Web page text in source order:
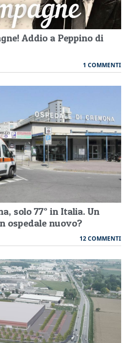
Addio a Peppino di
1 COMMENTI
solo 77° in Italia. Un
ospedale nuovo?
12 COMMENTI